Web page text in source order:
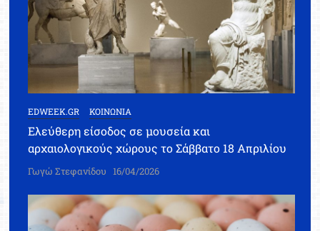
EDWEEK.GR ΚΟΙΝΩΝΙΑ
Ελεύθερη είσοδος σε μουσεία και
αρχαιολογικούς χώρους το Σάββατο 18 Απριλίου
Γωγώ Στεφανίδου 16/04/2026